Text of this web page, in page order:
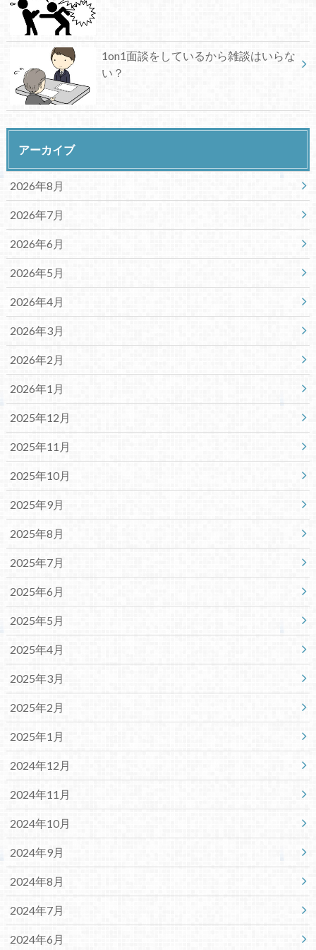
1on1面談をしているから雑談はいらな
い？
アーカイブ
2026年8月
2026年7月
2026年6月
2026年5月
2026年4月
2026年3月
2026年2月
2026年1月
2025年12月
2025年11月
2025年10月
2025年9月
2025年8月
2025年7月
2025年6月
2025年5月
2025年4月
2025年3月
2025年2月
2025年1月
2024年12月
2024年11月
2024年10月
2024年9月
2024年8月
2024年7月
2024年6月